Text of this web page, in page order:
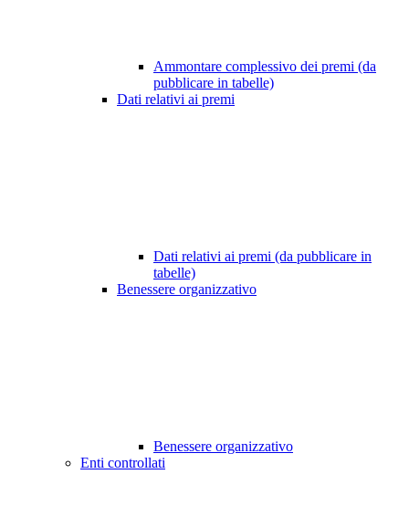
Ammontare complessivo dei premi (da
pubblicare in tabelle)
Dati relativi ai premi
Dati relativi ai premi (da pubblicare in
tabelle)
Benessere organizzativo
Benessere organizzativo
Enti controllati